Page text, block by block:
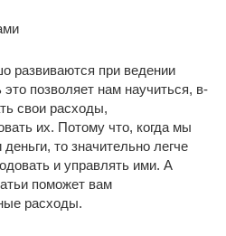
развиваются при ведении
позволяет нам научиться, в-
свои расходы,
их. Потому что, когда мы
то значительно легче
и управлять ими. А
поможет вам
расходы.